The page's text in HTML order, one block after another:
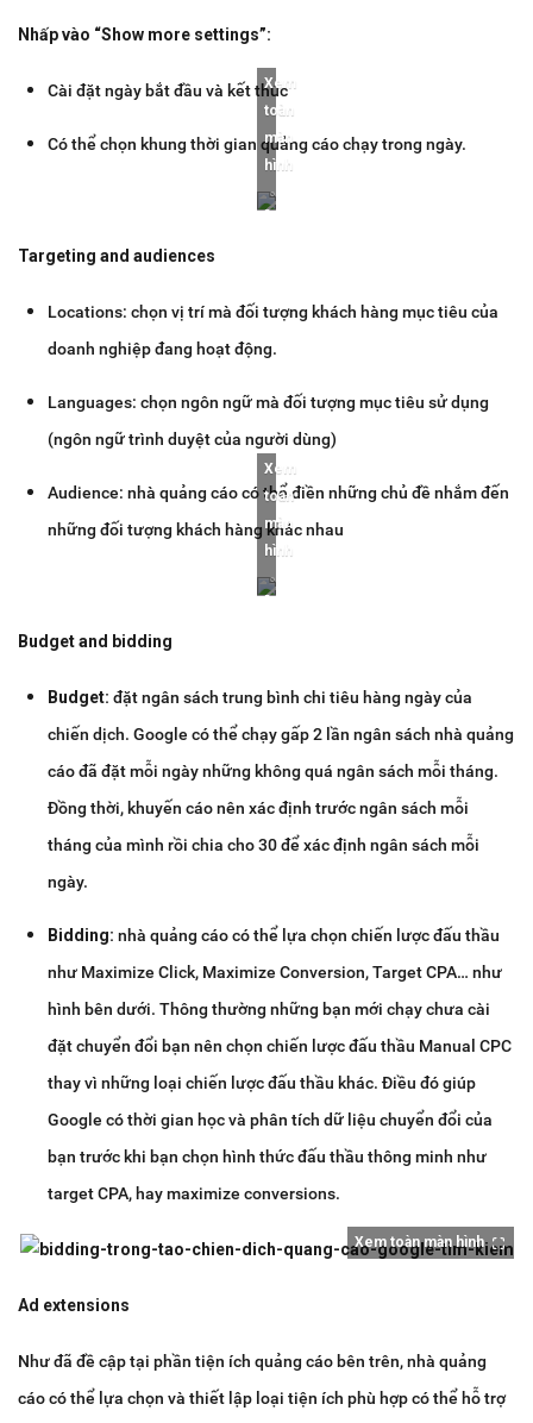
Nhấp vào “Show more settings”:
Cài đặt ngày bắt đầu và kết thúc
Có thể chọn khung thời gian quảng cáo chạy trong ngày.
Xem
toàn
màn
hình
Targeting and audiences
Locations: chọn vị trí mà đối tượng khách hàng mục tiêu của
doanh nghiệp đang hoạt động.
Languages: chọn ngôn ngữ mà đối tượng mục tiêu sử dụng
(ngôn ngữ trình duyệt của người dùng)
Audience: nhà quảng cáo có thể điền những chủ đề nhắm đến
những đối tượng khách hàng khác nhau
Xem
toàn
màn
hình
Budget and bidding
Budget: đặt ngân sách trung bình chi tiêu hàng ngày của
chiến dịch. Google có thể chạy gấp 2 lần ngân sách nhà quảng
cáo đã đặt mỗi ngày những không quá ngân sách mỗi tháng.
Đồng thời, khuyến cáo nên xác định trước ngân sách mỗi
tháng của mình rồi chia cho 30 để xác định ngân sách mỗi
ngày.
Bidding: nhà quảng cáo có thể lựa chọn chiến lược đấu thầu
như Maximize Click, Maximize Conversion, Target CPA… như
hình bên dưới. Thông thường những bạn mới chạy chưa cài
đặt chuyển đổi bạn nên chọn chiến lược đấu thầu Manual CPC
thay vì những loại chiến lược đấu thầu khác. Điều đó giúp
Google có thời gian học và phân tích dữ liệu chuyển đổi của
bạn trước khi bạn chọn hình thức đấu thầu thông minh như
target CPA, hay maximize conversions.
Xem toàn màn hình
Ad extensions
Như đã đề cập tại phần tiện ích quảng cáo bên trên, nhà quảng
cáo có thể lựa chọn và thiết lập loại tiện ích phù hợp có thể hỗ trợ